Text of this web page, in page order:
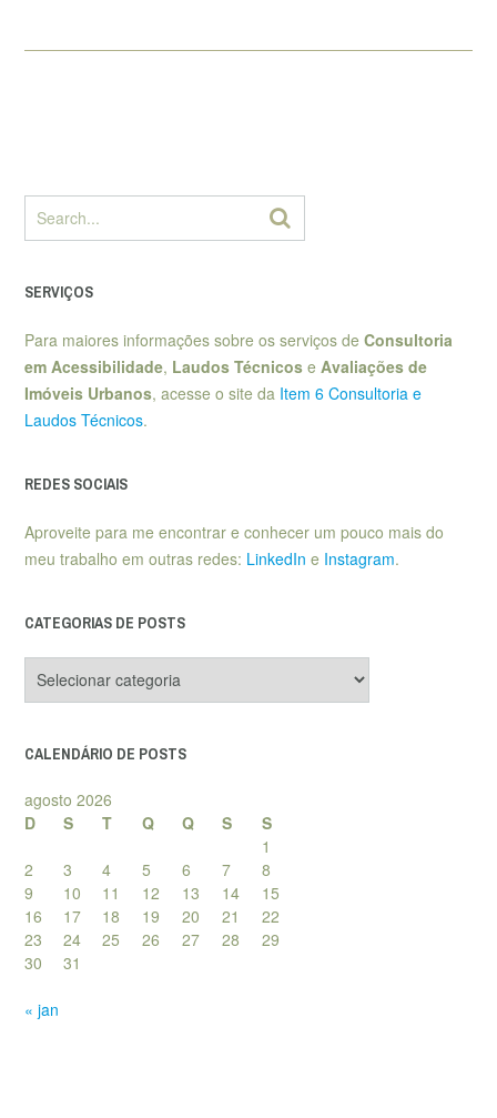
SERVIÇOS
Para maiores informações sobre os serviços de Consultoria
em Acessibilidade, Laudos Técnicos e Avaliações de
Imóveis Urbanos, acesse o site da Item 6 Consultoria e
Laudos Técnicos.
REDES SOCIAIS
Aproveite para me encontrar e conhecer um pouco mais do
meu trabalho em outras redes: LinkedIn e Instagram.
CATEGORIAS DE POSTS
de
CALENDÁRIO DE POSTS
agosto 2026
D
S T Q Q S
S
1
2
3 4 5 6 7
8
9
10 11 12 13 14
15
16
17 18 19 20 21
22
23
24 25 26 27 28
29
30
31
« jan